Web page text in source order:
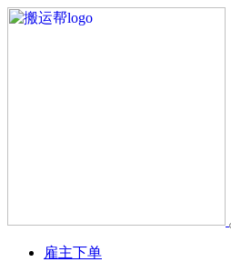
雇主下单